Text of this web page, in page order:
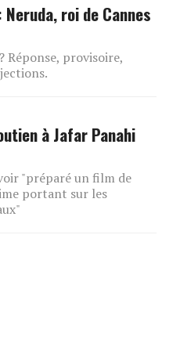
roi de Cannes
Réponse, provisoire,
à Jafar Panahi
"préparé un film de
portant sur les